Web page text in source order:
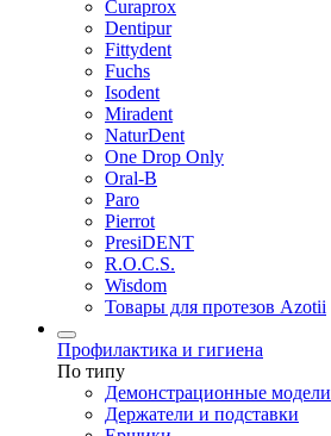
Curaprox
Dentipur
Fittydent
Fuchs
Isodent
Miradent
NaturDent
One Drop Only
Oral-B
Paro
Pierrot
PresiDENT
R.O.C.S.
Wisdom
Товары для протезов Azotii
Профилактика и гигиена
По типу
Демонстрационные модели
Держатели и подставки